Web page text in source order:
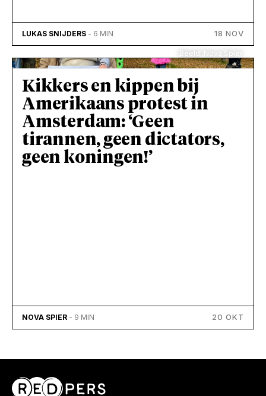
LUKAS SNIJDERS - 6 MIN 18 NOV
Beeld: Nova Spier
Kikkers en kippen bij
Amerikaans protest in
Amsterdam: ‘Geen
tirannen, geen dictators,
geen koningen!’
NOVA SPIER - 9 MIN 20 OKT